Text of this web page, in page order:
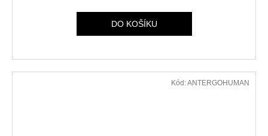
DO KOŠÍKU
Kód:ANTERGOHUMAN